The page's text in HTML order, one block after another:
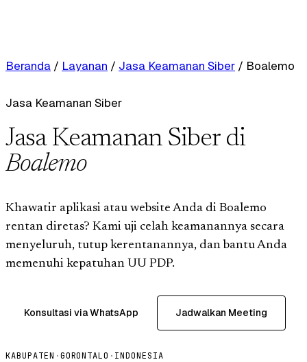
Beranda / Layanan / Jasa Keamanan Siber / Boalemo
Jasa Keamanan Siber
Jasa Keamanan Siber di
Boalemo
Khawatir aplikasi atau website Anda di Boalemo
rentan diretas? Kami uji celah keamanannya secara
menyeluruh, tutup kerentanannya, dan bantu Anda
memenuhi kepatuhan UU PDP.
Konsultasi via WhatsApp Jadwalkan Meeting
KABUPATEN ·GORONTALO · INDONESIA